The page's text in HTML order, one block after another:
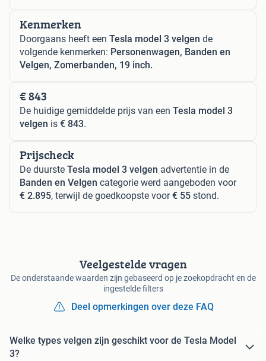
Kenmerken
Doorgaans heeft een Tesla model 3 velgen de
volgende kenmerken: Personenwagen, Banden en
Velgen, Zomerbanden, 19 inch.
€ 843
De huidige gemiddelde prijs van een Tesla model 3
velgen is € 843.
Prijscheck
De duurste Tesla model 3 velgen advertentie in de
Banden en Velgen categorie werd aangeboden voor
€ 2.895, terwijl de goedkoopste voor€ 55 stond.
Veelgestelde vragen
De onderstaande waarden zijn gebaseerd op je zoekopdracht en de
ingestelde filters
Deel opmerkingen over deze FAQ
Welke types velgen zijn geschikt voor de Tesla Model
3?